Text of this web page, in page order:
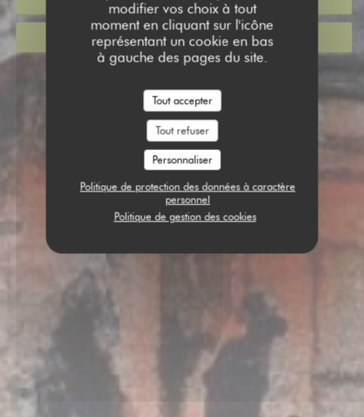
modifier vos choix à tout
moment en cliquant sur l'icône
représentant un cookie en bas
à gauche des pages du site.
Tout accepter
Tout refuser
Personnaliser
Politique de protection des données à caractère
personnel
Politique de gestion des cookies
VENTE À EMPORTER